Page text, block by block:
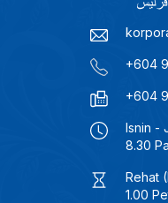
+604
+604
Isnin -
8.30
Rehat
1.00